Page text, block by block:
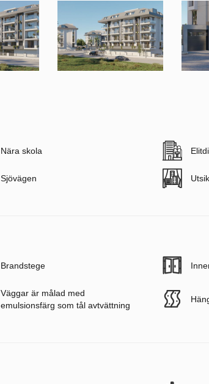
Nära skola
Sjövägen
Brandstege
Väggar är målad med
emulsionsfärg som tål avtvättning